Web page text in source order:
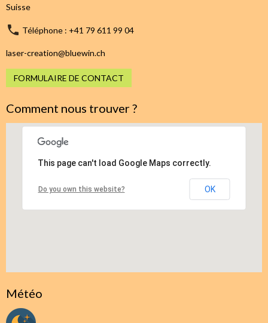
Suisse
Téléphone : +41 79 611 99 04
laser-creation@bluewin.ch
FORMULAIRE DE CONTACT
Comment nous trouver ?
This page can't load Google Maps correctly.
Do you own this website? OK
Météo